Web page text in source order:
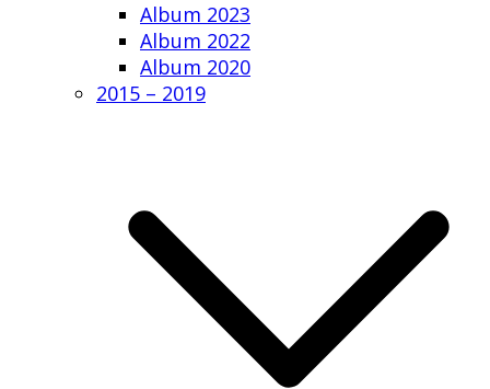
Album 2023
Album 2022
Album 2020
2015 – 2019